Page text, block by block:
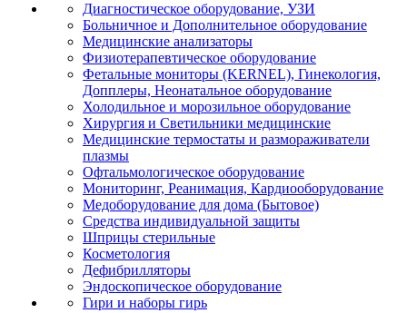
Диагностическое оборудование, УЗИ
Больничное и Дополнительное оборудование
Медицинские анализаторы
Физиотерапевтическое оборудование
Фетальные мониторы (KERNEL), Гинекология,
Допплеры, Неонатальное оборудование
Холодильное и морозильное оборудование
Хирургия и Светильники медицинские
Медицинские термостаты и размораживатели
плазмы
Офтальмологическое оборудование
Мониторинг, Реанимация, Кардиооборудование
Медоборудование для дома (Бытовое)
Средства индивидуальной защиты
Шприцы стерильные
Косметология
Дефибрилляторы
Эндоскопическое оборудование
Гири и наборы гирь